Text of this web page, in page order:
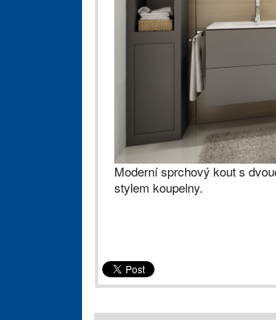
Moderní sprchový kout s
stylem koupelny.